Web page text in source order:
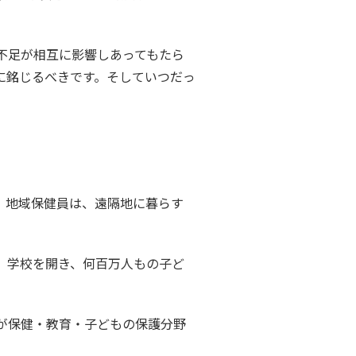
が相互に影響しあってもたら
じるべきです。そしていつだっ
域保健員は、遠隔地に暮らす
校を開き、何百万人もの子ど
保健・教育・子どもの保護分野